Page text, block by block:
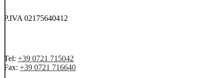
P.IVA 02175640412
Tel: +39 0721 715042
Fax: +39 0721 716640